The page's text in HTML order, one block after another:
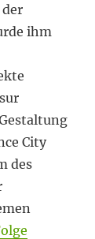
ihm
City
des